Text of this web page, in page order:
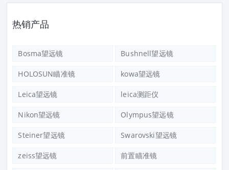
热销产品
Bosma望远镜 Bushnell望远镜
HOLOSUN瞄准镜 kowa望远镜
Leica望远镜 leica测距仪
Nikon望远镜 Olympus望远镜
Steiner望远镜 Swarovski望远镜
zeiss望远镜 前置瞄准镜